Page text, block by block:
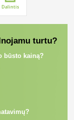
Dalintis
turtu?
būsto kainą?